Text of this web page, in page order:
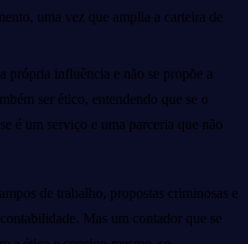
uma vez que amplia a carteira de
própria influência e não se propõe a
ser ético, entendendo que se o
é um serviço e uma parceria que não
de trabalho, propostas criminosas e
Mas um contador que se